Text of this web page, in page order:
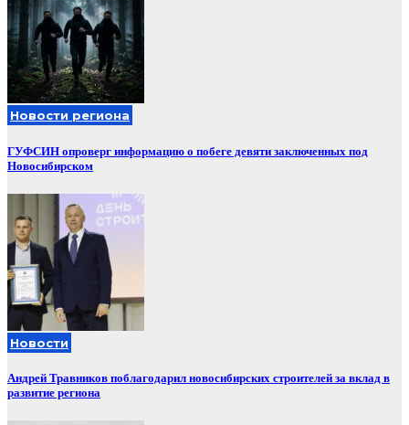
Новости региона
ГУФСИН опроверг информацию о побеге девяти заключенных под
Новосибирском
Новости
Андрей Травников поблагодарил новосибирских строителей за вклад в
развитие региона